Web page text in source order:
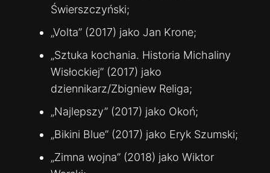
Świerszczyński;
„Volta” (2017) jako Jan Krone;
„Sztuka kochania. Historia Michaliny
Wisłockiej” (2017) jako
dziennikarz/Zbigniew Religa;
„Najlepszy” (2017) jako Okoń;
„Bikini Blue” (2017) jako Eryk Szumski;
„Zimna wojna” (2018) jako Wiktor